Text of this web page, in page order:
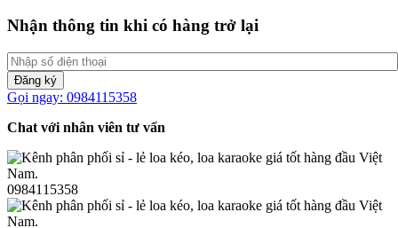
Nhận thông tin khi có hàng trở lại
Đăng ký
Gọi ngay: 0984115358
Chat với nhân viên tư vấn
0984115358